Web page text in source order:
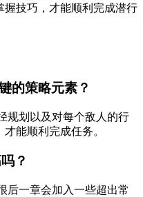
技巧，才能顺利完成潜行
的策略元素？
规划以及对每个敌人的行
能顺利完成任务。
？
后一章会加入一些超出常